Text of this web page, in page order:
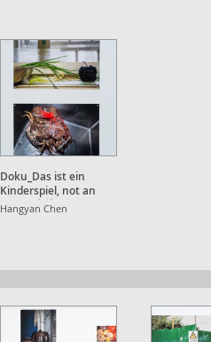
Doku_Das ist ein
Kinderspiel, not an
Apple, 也就⼋年
Hangyan Chen